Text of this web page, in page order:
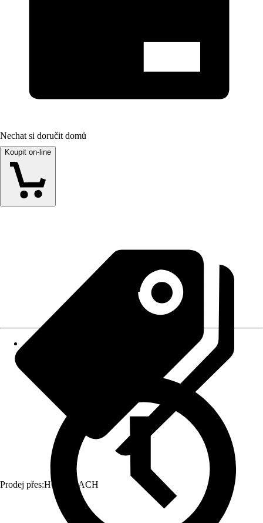
Nechat si doručit domů
Koupit on-line
Prodej přes:HORNBACH